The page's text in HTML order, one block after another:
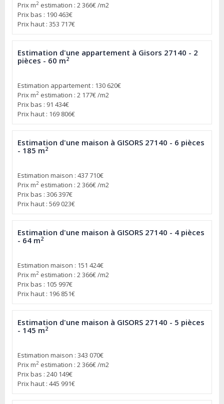
Prix m2 estimation : 2 366€ /m2
Prix bas : 190 463€
Prix haut : 353 717€
Estimation d'une appartement à Gisors 27140 - 2
pièces - 60 m2
Estimation appartement : 130 620€
Prix m2 estimation : 2 177€ /m2
Prix bas : 91 434€
Prix haut : 169 806€
Estimation d'une maison à GISORS 27140 - 6 pièces
- 185 m2
Estimation maison : 437 710€
Prix m2 estimation : 2 366€ /m2
Prix bas : 306 397€
Prix haut : 569 023€
Estimation d'une maison à GISORS 27140 - 4 pièces
- 64 m2
Estimation maison : 151 424€
Prix m2 estimation : 2 366€ /m2
Prix bas : 105 997€
Prix haut : 196 851€
Estimation d'une maison à GISORS 27140 - 5 pièces
- 145 m2
Estimation maison : 343 070€
Prix m2 estimation : 2 366€ /m2
Prix bas : 240 149€
Prix haut : 445 991€